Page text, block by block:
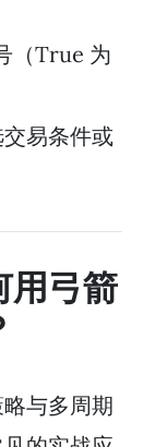
（True 为
易条件或
用弓箭
与多周期